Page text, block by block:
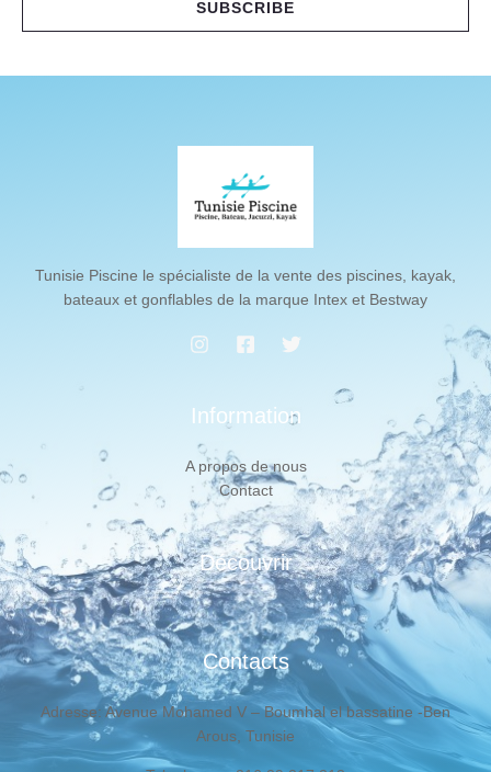
SUBSCRIBE
Tunisie Piscine le spécialiste de la vente des piscines, kayak,
bateaux et gonflables de la marque Intex et Bestway
Information
A propos de nous
Contact
Découvrir
Contacts
Adresse: Avenue Mohamed V – Boumhal el bassatine -Ben
Arous, Tunisie